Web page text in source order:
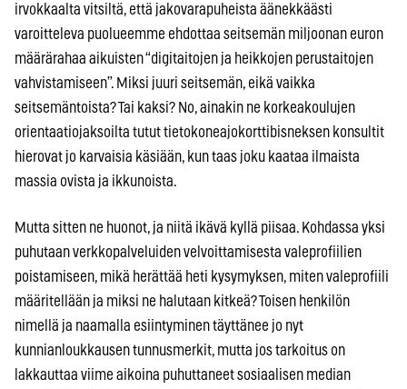
irvokkaalta vitsiltä, että jakovarapuheista äänekkäästi
varoitteleva puolueemme ehdottaa seitsemän miljoonan euron
määrärahaa aikuisten “digitaitojen ja heikkojen perustaitojen
vahvistamiseen”. Miksi juuri seitsemän, eikä vaikka
seitsemäntoista? Tai kaksi? No, ainakin ne korkeakoulujen
orientaatiojaksoilta tutut tietokoneajokorttibisneksen konsultit
hierovat jo karvaisia käsiään, kun taas joku kaataa ilmaista
massia ovista ja ikkunoista.
Mutta sitten ne huonot, ja niitä ikävä kyllä piisaa. Kohdassa yksi
puhutaan verkkopalveluiden velvoittamisesta valeprofiilien
poistamiseen, mikä herättää heti kysymyksen, miten valeprofiili
määritellään ja miksi ne halutaan kitkeä? Toisen henkilön
nimellä ja naamalla esiintyminen täyttänee jo nyt
kunnianloukkausen tunnusmerkit, mutta jos tarkoitus on
lakkauttaa viime aikoina puhuttaneet sosiaalisen median